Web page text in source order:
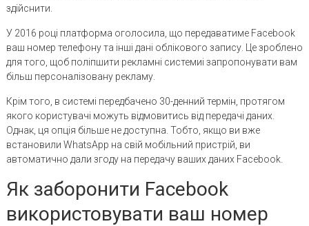
здійснити.
У 2016 році платформа оголосила, що передаватиме Facebook
ваш номер телефону та інші дані облікового запису. Це зроблено
для того, щоб поліпшити рекламні системиі запропонувати вам
більш персоналізовану рекламу.
Крім того, в системі передбачено 30-денний термін, протягом
якого користувачі можуть відмовитись від передачі даних.
Однак, ця опція більше не доступна. Тобто, якщо ви вже
встановили WhatsApp на свій мобільний пристрій, ви
автоматично дали згоду на передачу ваших даних Facebook.
Як заборонити Facebook
використовувати ваш номер